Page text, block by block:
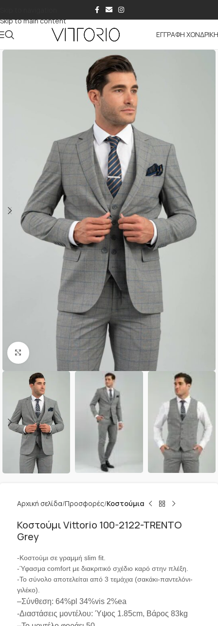
Skip to main content
ΕΓΓΡΑΦΗ
Κλικ για μεγέθυνση
Αρχική σελίδα Προσφορές Κοστούμια
Κοστούμι Vittorio 100-2122-TRENTO
Grey
-Κοστούμι σε γραμμή slim fit.
-Ύφασμα comfort με διακριτικό σχέδιο καρό στην πλέξη.
-Το σύνολο αποτελείται από 3 τεμάχια (σακάκι-παντελόνι-
γιλέκο).
–Σύνθεση: 64%pl 34%vis 2%ea
-Διαστάσεις μοντέλου: Ύψος 1.85cm, Βάρος 83kg